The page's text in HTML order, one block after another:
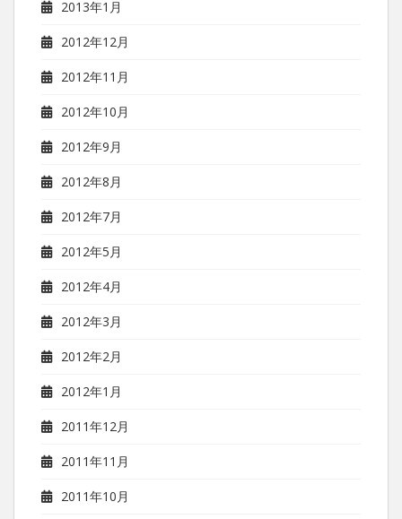
2013年1月
2012年12月
2012年11月
2012年10月
2012年9月
2012年8月
2012年7月
2012年5月
2012年4月
2012年3月
2012年2月
2012年1月
2011年12月
2011年11月
2011年10月